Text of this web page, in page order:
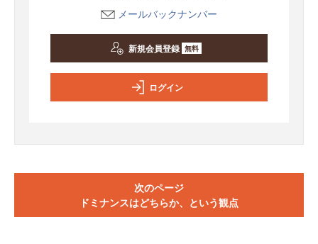
メールバックナンバー
新規会員登録 無料
ログイン
次のページ
ドミナンスはどちらか、という観点